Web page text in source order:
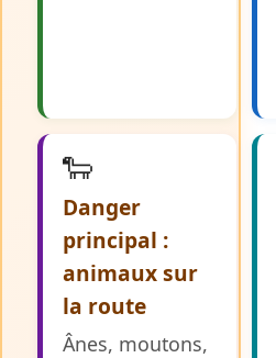
🐑
Danger
principal :
animaux sur
la route
Ânes, moutons,